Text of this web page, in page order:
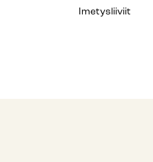
Imetysliiviit